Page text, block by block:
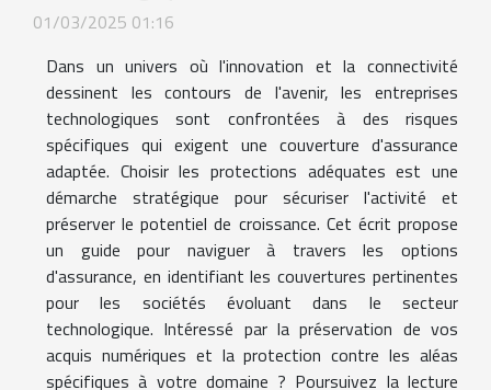
01/03/2025 01:16
Dans un univers où l'innovation et la connectivité
dessinent les contours de l'avenir, les entreprises
technologiques sont confrontées à des risques
spécifiques qui exigent une couverture d'assurance
adaptée. Choisir les protections adéquates est une
démarche stratégique pour sécuriser l'activité et
préserver le potentiel de croissance. Cet écrit propose
un guide pour naviguer à travers les options
d'assurance, en identifiant les couvertures pertinentes
pour les sociétés évoluant dans le secteur
technologique. Intéressé par la préservation de vos
acquis numériques et la protection contre les aléas
spécifiques à votre domaine ? Poursuivez la lecture